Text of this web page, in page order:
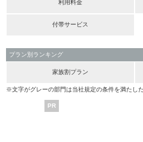
利用料金
付帯サービス
プラン別ランキング
家族割プラン
※文字がグレーの部門は当社規定の条件を満たし
PR